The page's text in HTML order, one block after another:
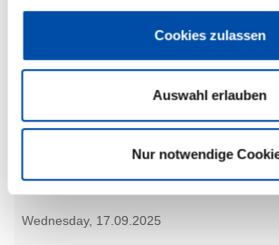
Cookies zulassen
Auswahl erlauben
Nur notwendige
Weingläschen und Mädelsabend
(Ev.-Luth. Dietrich-Bonhoeffer-
more info
Wednesday, 17.09.2025